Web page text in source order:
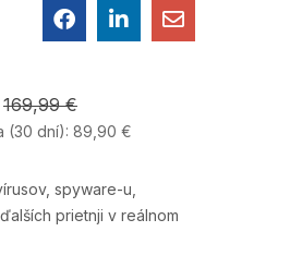
169,99€
(30 dní): 89,90 €
spyware-u,
prietnji v reálnom